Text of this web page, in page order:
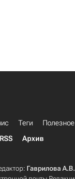
Теги
Полезное
RSS Архив
Гаврилова А.В.